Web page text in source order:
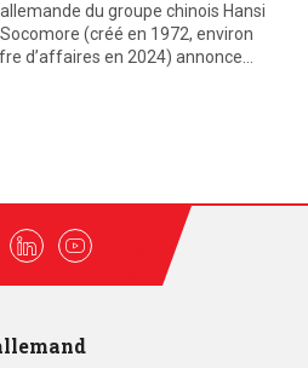
du groupe chinois Hansi
(créé en 1972, environ
d’affaires en 2024) annonce…
LinkedinYoutube